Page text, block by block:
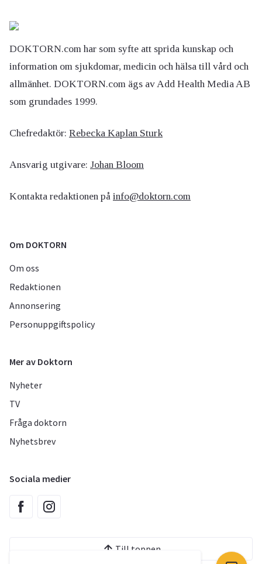
DOKTORN.com har som syfte att sprida kunskap och
information om sjukdomar, medicin och hälsa till vård och
allmänhet. DOKTORN.com ägs av Add Health Media AB
som grundades 1999.
Chefredaktör: Rebecka Kaplan Sturk
Ansvarig utgivare: Johan Bloom
Kontakta redaktionen på info@doktorn.com
Om DOKTORN
Om oss
Redaktionen
Annonsering
Personuppgiftspolicy
Mer av Doktorn
Nyheter
TV
Fråga doktorn
Nyhetsbrev
Sociala medier
Till toppen